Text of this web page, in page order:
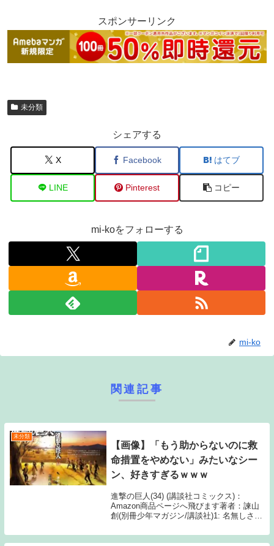
スポンサーリンク
未分類
シェアする
X Facebook はてブ
LINE Pinterest コピー
mi-koをフォローする
mi-ko
関連記事
未分類
【画像】「もう助からないのに救
命措置をやめない」みたいなシー
ン、好きすぎるｗｗｗ
進撃の巨人(34) (講談社コミックス)：
Amazon商品ページへ飛びます著者：諫山
創(別冊少年マガジン/講談社)1: 名無しさん
名無しさん 15:43:28.78 これは分か...